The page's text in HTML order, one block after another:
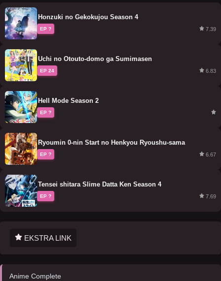
Honzuki no Gekokujou Season 4
EP ? 7.39
Uchi no Otouto-domo ga Sumimasen
EP 24 6.83
Hell Mode Season 2
EP ?
Ryoumin 0-nin Start no Henkyou Ryoushu-sama
EP ? 6.67
Tensei shitara Slime Datta Ken Season 4
EP ? 7.69
EKSTRA LINK
Anime Complete